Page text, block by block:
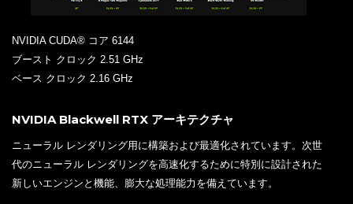
NVIDIA CUDA® コア 6144
ブースト クロック 2.51 GHz
ベース クロック 2.16 GHz
NVIDIA Blackwell RTX アーキテクチャ
ニューラル レンダリング用に構築および最適化されています。次世
代のニューラル レンダリングを高速化するために特別に設計された
新しいエンジンと機能、膨大な処理能力を備えています。